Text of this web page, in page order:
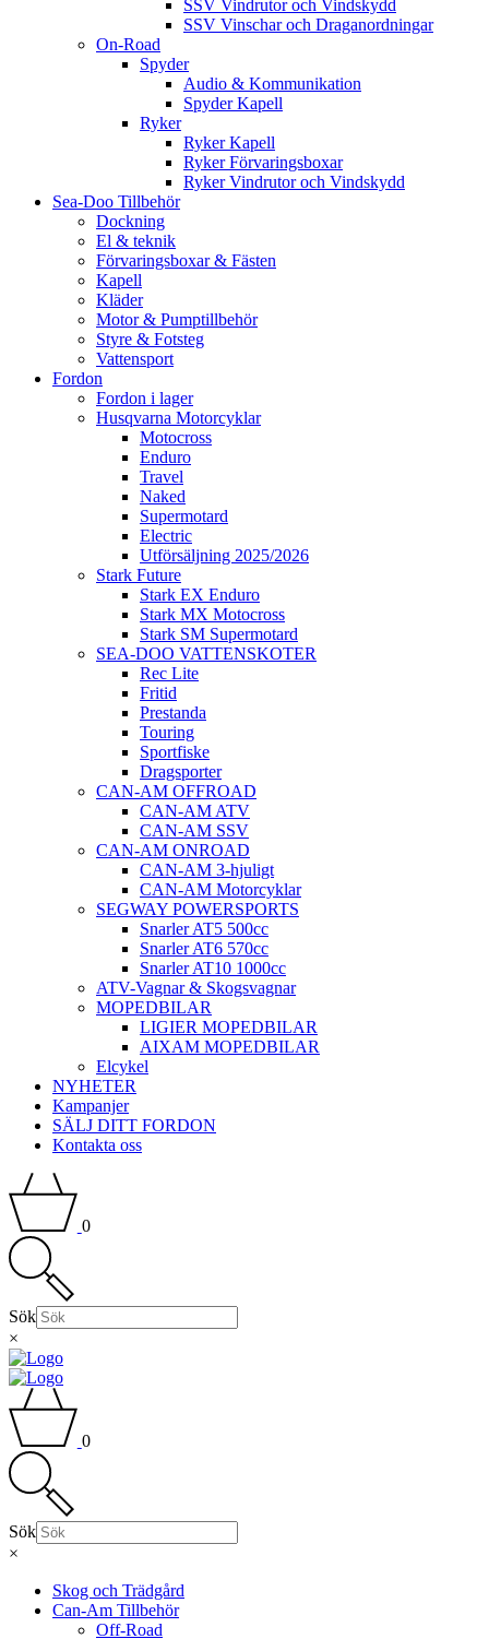
SSV Vindrutor och Vindskydd
SSV Vinschar och Draganordningar
On-Road
Spyder
Audio & Kommunikation
Spyder Kapell
Ryker
Ryker Kapell
Ryker Förvaringsboxar
Ryker Vindrutor och Vindskydd
Sea-Doo Tillbehör
Dockning
El & teknik
Förvaringsboxar & Fästen
Kapell
Kläder
Motor & Pumptillbehör
Styre & Fotsteg
Vattensport
Fordon
Fordon i lager
Husqvarna Motorcyklar
Motocross
Enduro
Travel
Naked
Supermotard
Electric
Utförsäljning 2025/2026
Stark Future
Stark EX Enduro
Stark MX Motocross
Stark SM Supermotard
SEA-DOO VATTENSKOTER
Rec Lite
Fritid
Prestanda
Touring
Sportfiske
Dragsporter
CAN-AM OFFROAD
CAN-AM ATV
CAN-AM SSV
CAN-AM ONROAD
CAN-AM 3-hjuligt
CAN-AM Motorcyklar
SEGWAY POWERSPORTS
Snarler AT5 500cc
Snarler AT6 570cc
Snarler AT10 1000cc
ATV-Vagnar & Skogsvagnar
MOPEDBILAR
LIGIER MOPEDBILAR
AIXAM MOPEDBILAR
Elcykel
NYHETER
Kampanjer
SÄLJ DITT FORDON
Kontakta oss
0
Sök
×
0
Sök
×
Skog och Trädgård
Can-Am Tillbehör
Off-Road